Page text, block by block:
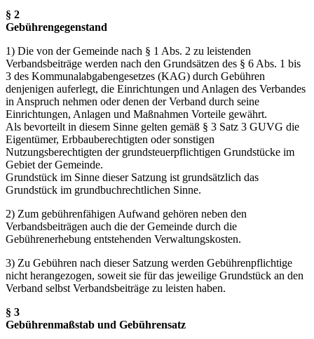
§ 2
Gebührengegenstand
1) Die von der Gemeinde nach § 1 Abs. 2 zu leistenden
Verbandsbeiträge werden nach den Grundsätzen des § 6 Abs. 1 bis
3 des Kommunalabgabengesetzes (KAG) durch Gebühren
denjenigen auferlegt, die Einrichtungen und Anlagen des Verbandes
in Anspruch nehmen oder denen der Verband durch seine
Einrichtungen, Anlagen und Maßnahmen Vorteile gewährt.
Als bevorteilt in diesem Sinne gelten gemäß § 3 Satz 3 GUVG die
Eigentümer, Erbbauberechtigten oder sonstigen
Nutzungsberechtigten der grundsteuerpflichtigen Grundstücke im
Gebiet der Gemeinde.
Grundstück im Sinne dieser Satzung ist grundsätzlich das
Grundstück im grundbuchrechtlichen Sinne.
2) Zum gebührenfähigen Aufwand gehören neben den
Verbandsbeiträgen auch die der Gemeinde durch die
Gebührenerhebung entstehenden Verwaltungskosten.
3) Zu Gebühren nach dieser Satzung werden Gebührenpflichtige
nicht herangezogen, soweit sie für das jeweilige Grundstück an den
Verband selbst Verbandsbeiträge zu leisten haben.
§ 3
Gebührenmaßstab und Gebührensatz